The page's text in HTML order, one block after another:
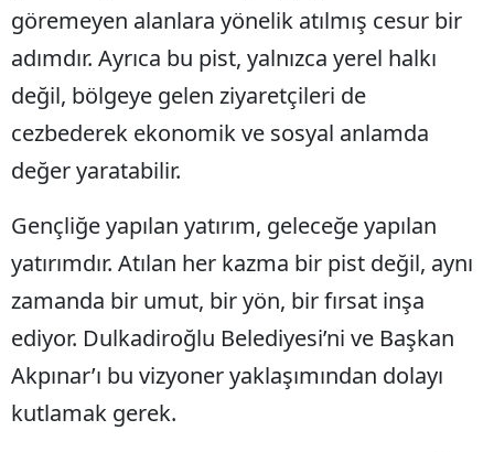
göremeyen alanlara yönelik atılmış cesur bir
adımdır. Ayrıca bu pist, yalnızca yerel halkı
değil, bölgeye gelen ziyaretçileri de
cezbederek ekonomik ve sosyal anlamda
değer yaratabilir.
Gençliğe yapılan yatırım, geleceğe yapılan
yatırımdır. Atılan her kazma bir pist değil, aynı
zamanda bir umut, bir yön, bir fırsat inşa
ediyor. Dulkadiroğlu Belediyesi’ni ve Başkan
Akpınar’ı bu vizyoner yaklaşımından dolayı
kutlamak gerek.